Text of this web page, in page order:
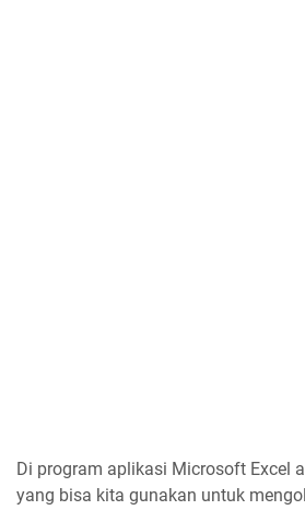
Di program aplikasi Microsoft Excel
yang bisa kita gunakan untuk